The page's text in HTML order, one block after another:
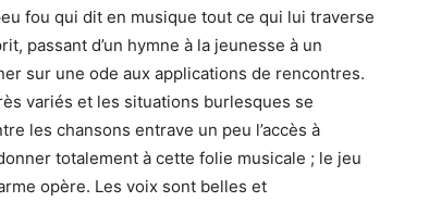
fou qui dit en musique tout ce qui lui traverse
passant d’un hymne à la jeunesse à un
sur une ode aux applications de rencontres.
variés et les situations burlesques se
les chansons entrave un peu l’accès à
totalement à cette folie musicale ; le jeu
opère. Les voix sont belles et